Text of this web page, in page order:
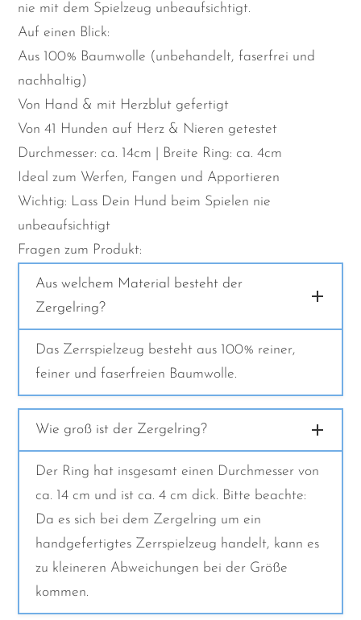
nie mit dem Spielzeug unbeaufsichtigt.
Auf einen Blick:
Aus 100% Baumwolle (unbehandelt, faserfrei und
nachhaltig)
Von Hand & mit Herzblut gefertigt
Von 41 Hunden auf Herz & Nieren getestet
Durchmesser: ca. 14cm | Breite Ring: ca. 4cm
Ideal zum Werfen, Fangen und Apportieren
Wichtig: Lass Dein Hund beim Spielen nie
unbeaufsichtigt
Fragen zum Produkt:
Aus welchem Material besteht der
Zergelring?
Das Zerrspielzeug besteht aus 100% reiner,
feiner und faserfreien Baumwolle.
Wie groß ist der Zergelring?
Der Ring hat insgesamt einen Durchmesser von
ca. 14 cm und ist ca. 4 cm dick. Bitte beachte:
Da es sich bei dem Zergelring um ein
handgefertigtes Zerrspielzeug handelt, kann es
zu kleineren Abweichungen bei der Größe
kommen.